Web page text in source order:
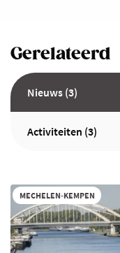
Gerelateerd
Nieuws (3)
Activiteiten (3)
MECHELEN-KEMPEN